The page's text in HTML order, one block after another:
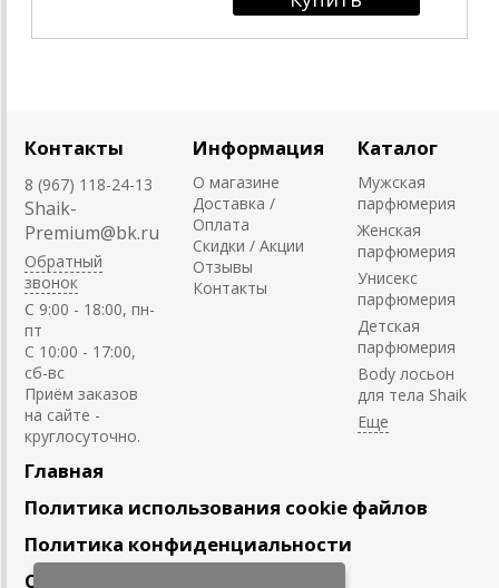
Контакты
8 (967) 118-24-13
Shaik-
Premium@bk.ru
Обратный
звонок
C 9:00 - 18:00, пн-
пт
С 10:00 - 17:00,
сб-вс
Приём заказов
на сайте -
круглосуточно.
Информация
О магазине
Доставка /
Оплата
Скидки / Акции
Отзывы
Контакты
Каталог
Мужская
парфюмерия
Женская
парфюмерия
Унисекс
парфюмерия
Детская
парфюмерия
Body лосьон
для тела Shaik
Главная
Политика использования cookie файлов
Политика конфиденциальности
Сотрудничество